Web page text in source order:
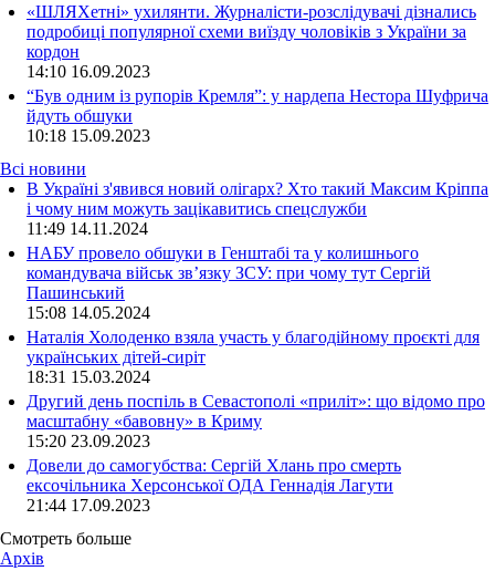
«ШЛЯХетні» ухилянти. Журналісти-розслідувачі дізнались
подробиці популярної схеми виїзду чоловіків з України за
кордон
14:10 16.09.2023
“Був одним із рупорів Кремля”: у нардепа Нестора Шуфрича
йдуть обшуки
10:18 15.09.2023
Всі новини
В Україні з'явився новий олігарх? Хто такий Максим Кріппа
і чому ним можуть зацікавитись спецслужби
11:49 14.11.2024
НАБУ провело обшуки в Генштабі та у колишнього
командувача військ зв’язку ЗСУ: при чому тут Сергій
Пашинський
15:08 14.05.2024
Наталія Холоденко взяла участь у благодійному проєкті для
українських дітей-сиріт
18:31 15.03.2024
Другий день поспіль в Севастополі «приліт»: що відомо про
масштабну «бавовну» в Криму
15:20 23.09.2023
Довели до самогубства: Сергій Хлань про смерть
ексочільника Херсонської ОДА Геннадія Лагути
21:44 17.09.2023
Смотреть больше
Архів